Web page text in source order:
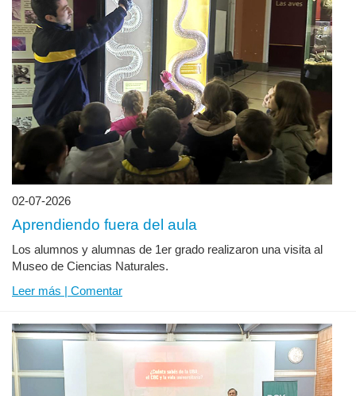
02-07-2026
Aprendiendo fuera del aula
Los alumnos y alumnas de 1er grado realizaron una visita al
Museo de Ciencias Naturales.
Leer más | Comentar